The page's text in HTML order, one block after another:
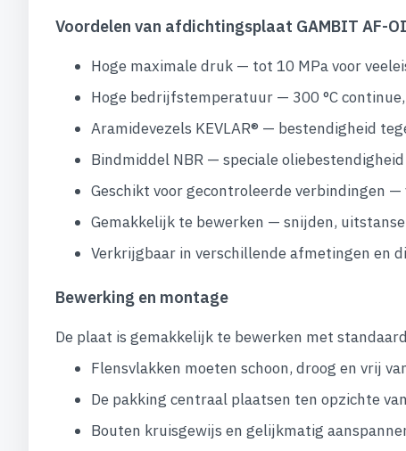
Voordelen van afdichtingsplaat GAMBIT AF-
Hoge maximale druk — tot 10 MPa voor
Hoge bedrijfstemperatuur — 300 °C
Aramidevezels KEVLAR® — bestendigheid
Bindmiddel NBR — speciale
Geschikt voor gecontroleerde verbindingen
Gemakkelijk te bewerken — snijden,
Verkrijgbaar in verschillende afmetingen en
Bewerking en montage
De plaat is gemakkelijk te bewerken met
Flensvlakken moeten schoon, droog en vrij
De pakking centraal plaatsen ten opzichte
Bouten kruisgewijs en gelijkmatig